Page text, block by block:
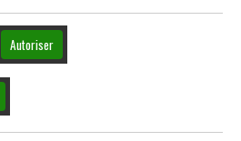
Autoriser